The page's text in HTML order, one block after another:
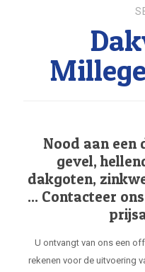
Nood aan
gevel,
dakgoten,
... Contacteer
U ontvangt van ons een
rekenen voor de uitvoering